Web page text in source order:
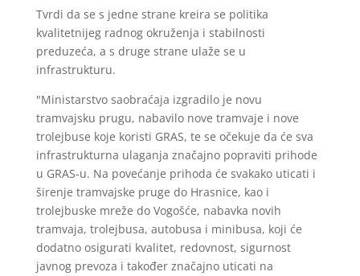
Tvrdi da se s jedne strane kreira se politika
kvalitetnijeg radnog okruženja i stabilnosti
preduzeća, a s druge strane ulaže se u
infrastrukturu.
"Ministarstvo saobraćaja izgradilo je novu
tramvajsku prugu, nabavilo nove tramvaje i nove
trolejbuse koje koristi GRAS, te se očekuje da će sva
infrastrukturna ulaganja značajno popraviti prihode
u GRAS-u. Na povećanje prihoda će svakako uticati i
širenje tramvajske pruge do Hrasnice, kao i
trolejbuske mreže do Vogošće, nabavka novih
tramvaja, trolejbusa, autobusa i minibusa, koji će
dodatno osigurati kvalitet, redovnost, sigurnost
javnog prevoza i također značajno uticati na